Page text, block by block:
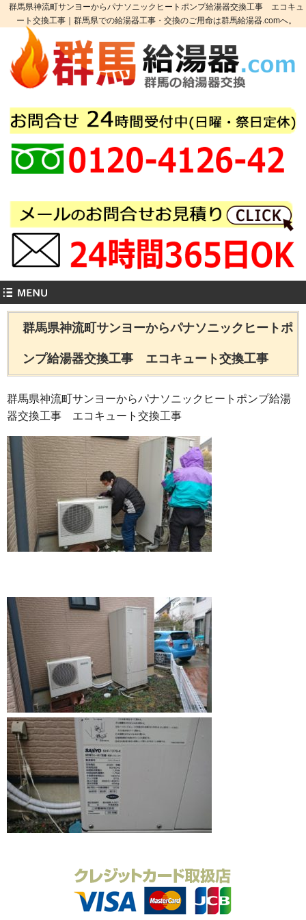
群馬県神流町サンヨーからパナソニックヒートポンプ給湯器交換工事 エコキュ
ート交換工事｜群馬県での給湯器工事・交換のご用命は群馬給湯器.comへ。
群馬県神流町サンヨーからパナソニックヒートポ
ンプ給湯器交換工事 エコキュート交換工事
群馬県神流町サンヨーからパナソニックヒートポンプ給湯
器交換工事 エコキュート交換工事